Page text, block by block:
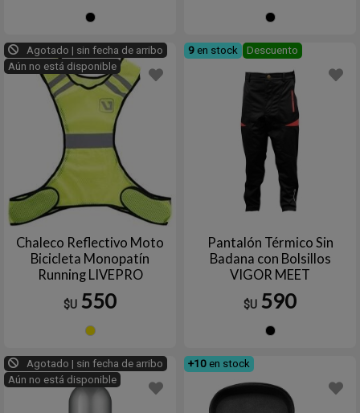
Agotado | sin fecha de arribo
Aún no está disponible
Chaleco Reflectivo Moto
Bicicleta Monopatín
Running LIVEPRO
$U 550
9 en stock Descuento
Pantalón Térmico Sin
Badana con Bolsillos
VIGOR MEET
$U 590
Agotado | sin fecha de arribo
Aún no está disponible
+10 en stock